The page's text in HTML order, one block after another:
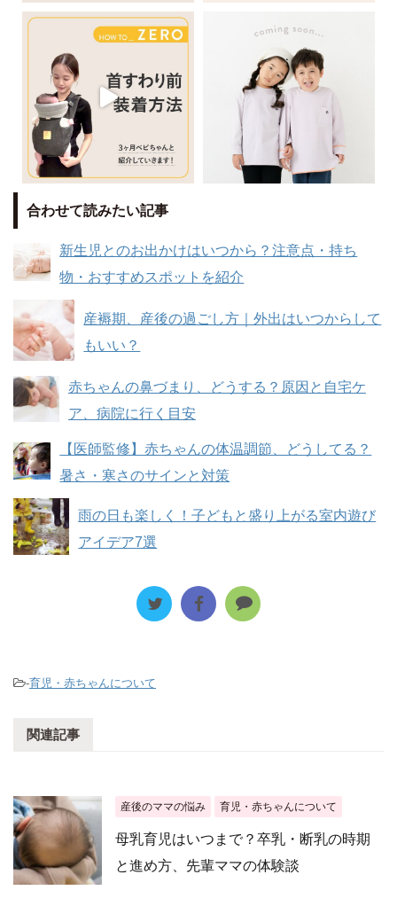
合わせて読みたい記事
新生児とのお出かけはいつから？注意点・持ち
物・おすすめスポットを紹介
産褥期、産後の過ごし方｜外出はいつからして
もいい？
赤ちゃんの鼻づまり、どうする？原因と自宅ケ
ア、病院に行く目安
【医師監修】赤ちゃんの体温調節、どうしてる？
暑さ・寒さのサインと対策
雨の日も楽しく！子どもと盛り上がる室内遊び
アイデア7選
-育児・赤ちゃんについて
関連記事
産後のママの悩み 育児・赤ちゃんについて
母乳育児はいつまで？卒乳・断乳の時期
と進め方、先輩ママの体験談